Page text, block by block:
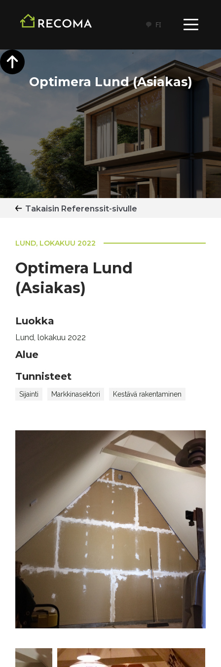
FI
Optimera Lund (Asiakas)
Takaisin Referenssit-sivulle
LUND, LOKAKUU 2022
Optimera Lund
(Asiakas)
Luokka
Lund, lokakuu 2022
Alue
Tunnisteet
Sijainti Markkinasektori Kestävä rakentaminen